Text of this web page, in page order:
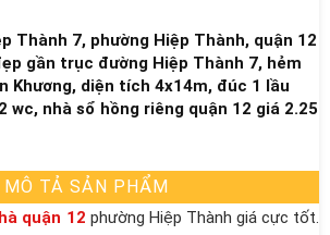
Thành 7, phường Hiệp Thành, quận 12
gần trục đường Hiệp Thành 7, hẻm
Khương, diện tích 4x14m, đúc 1 lầu
wc, nhà sổ hồng riêng quận 12 giá 2.25
MÔ TẢ SẢN PHẨM
quận 12 phường Hiệp Thành giá cực tốt.